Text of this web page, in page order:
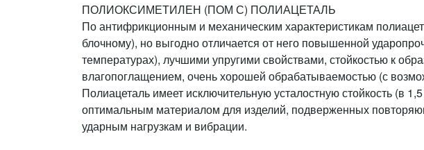
ПОЛИОКСИМЕТИЛЕН (ПОМ С) ПОЛИАЦЕТАЛЬ
По антифрикционным и механическим характеристикам
блочному), но выгодно отличается от него повышенной
температурах), лучшими упругими свойствами, стойкостью к
влагопоглащением, очень хорошей обрабатываемостью (с
Полиацеталь имеет исключительную усталостную стойкость (в
оптимальным материалом для изделий, подверженных
ударным нагрузкам и вибрации.